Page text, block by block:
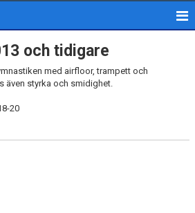
och tidigare
med airfloor, trampett och
även styrka och smidighet.
20